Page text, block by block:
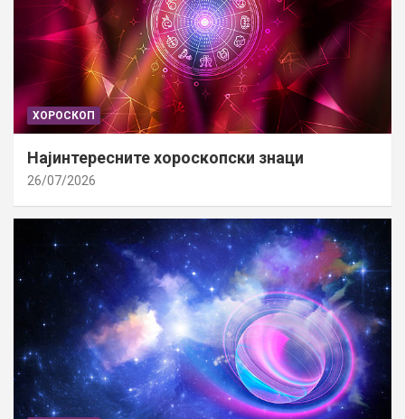
ХОРОСКОП
Најинтересните хороскопски знаци
26/07/2026